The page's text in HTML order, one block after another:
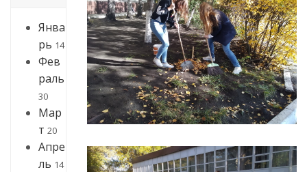
Янва
рь 14
Фев
раль
30
Мар
т 20
Апре
ль 14